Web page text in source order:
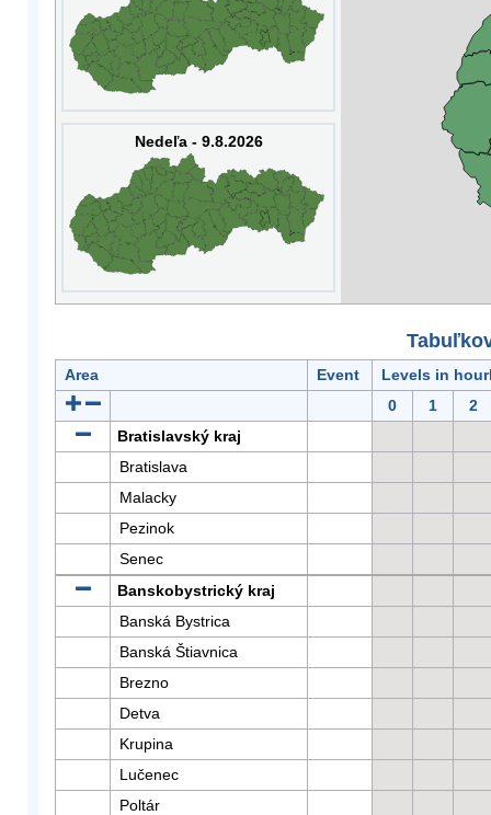
Nedeľa - 9.8.2026
Area Event
Levels in
0
1
2
Bratislavský kraj
Bratislava
Malacky
Pezinok
Senec
Banskobystrický kraj
Banská Bystrica
Banská Štiavnica
Brezno
Detva
Krupina
Lučenec
Poltár